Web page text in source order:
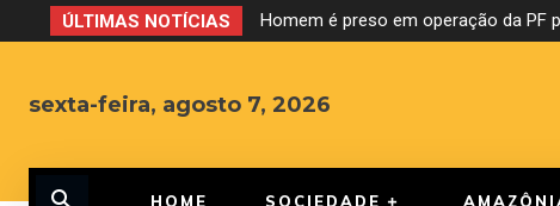
ÚLTIMAS NOTÍCIAS Homem é preso em operação da PF
sexta-feira, agosto 7, 2026
HOME SOCIEDADE